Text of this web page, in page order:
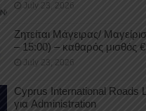
July 23, 2026
Ζητείται Μάγειρας/
– 15:00) – καθαρός μισθός
July 23, 2026
Cyprus International Roads
για Administration